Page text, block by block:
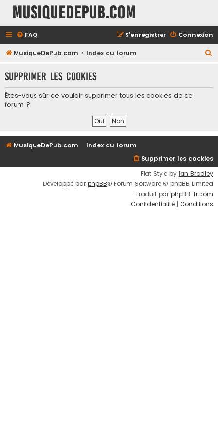
MusiqueDePub.com
FAQ Connexion
S’enregistrer
MusiqueDePub.com Index du forum
h
r
Supprimer les cookies
Êtes-vous sûr de vouloir supprimer tous les cookies de ce
forum ?
MusiqueDePub.com
Index du forum
Supprimer les cookies
Flat Style by Ian Bradley
Développé par phpBB® Forum Software © phpBB Limited
Traduit par phpBB-fr.com
Confidentialité | Conditions